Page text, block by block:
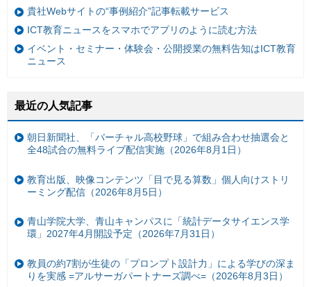
貴社Webサイトの“事例紹介”記事転載サービス
ICT教育ニュースをスマホでアプリのように読む方法
イベント・セミナー・体験会・公開授業の無料告知はICT教育
ニュース
最近の人気記事
朝日新聞社、「バーチャル高校野球」で組み合わせ抽選会と
全48試合の無料ライブ配信実施（2026年8月1日）
教育出版、映像コンテンツ「目で見る算数」個人向けストリ
ーミング配信（2026年8月5日）
青山学院大学、青山キャンパスに「統計データサイエンス学
環」2027年4月開設予定（2026年7月31日）
教員の約7割が生徒の「プロンプト設計力」による学びの深ま
りを実感 =アルサーガパートナーズ調べ=（2026年8月3日）